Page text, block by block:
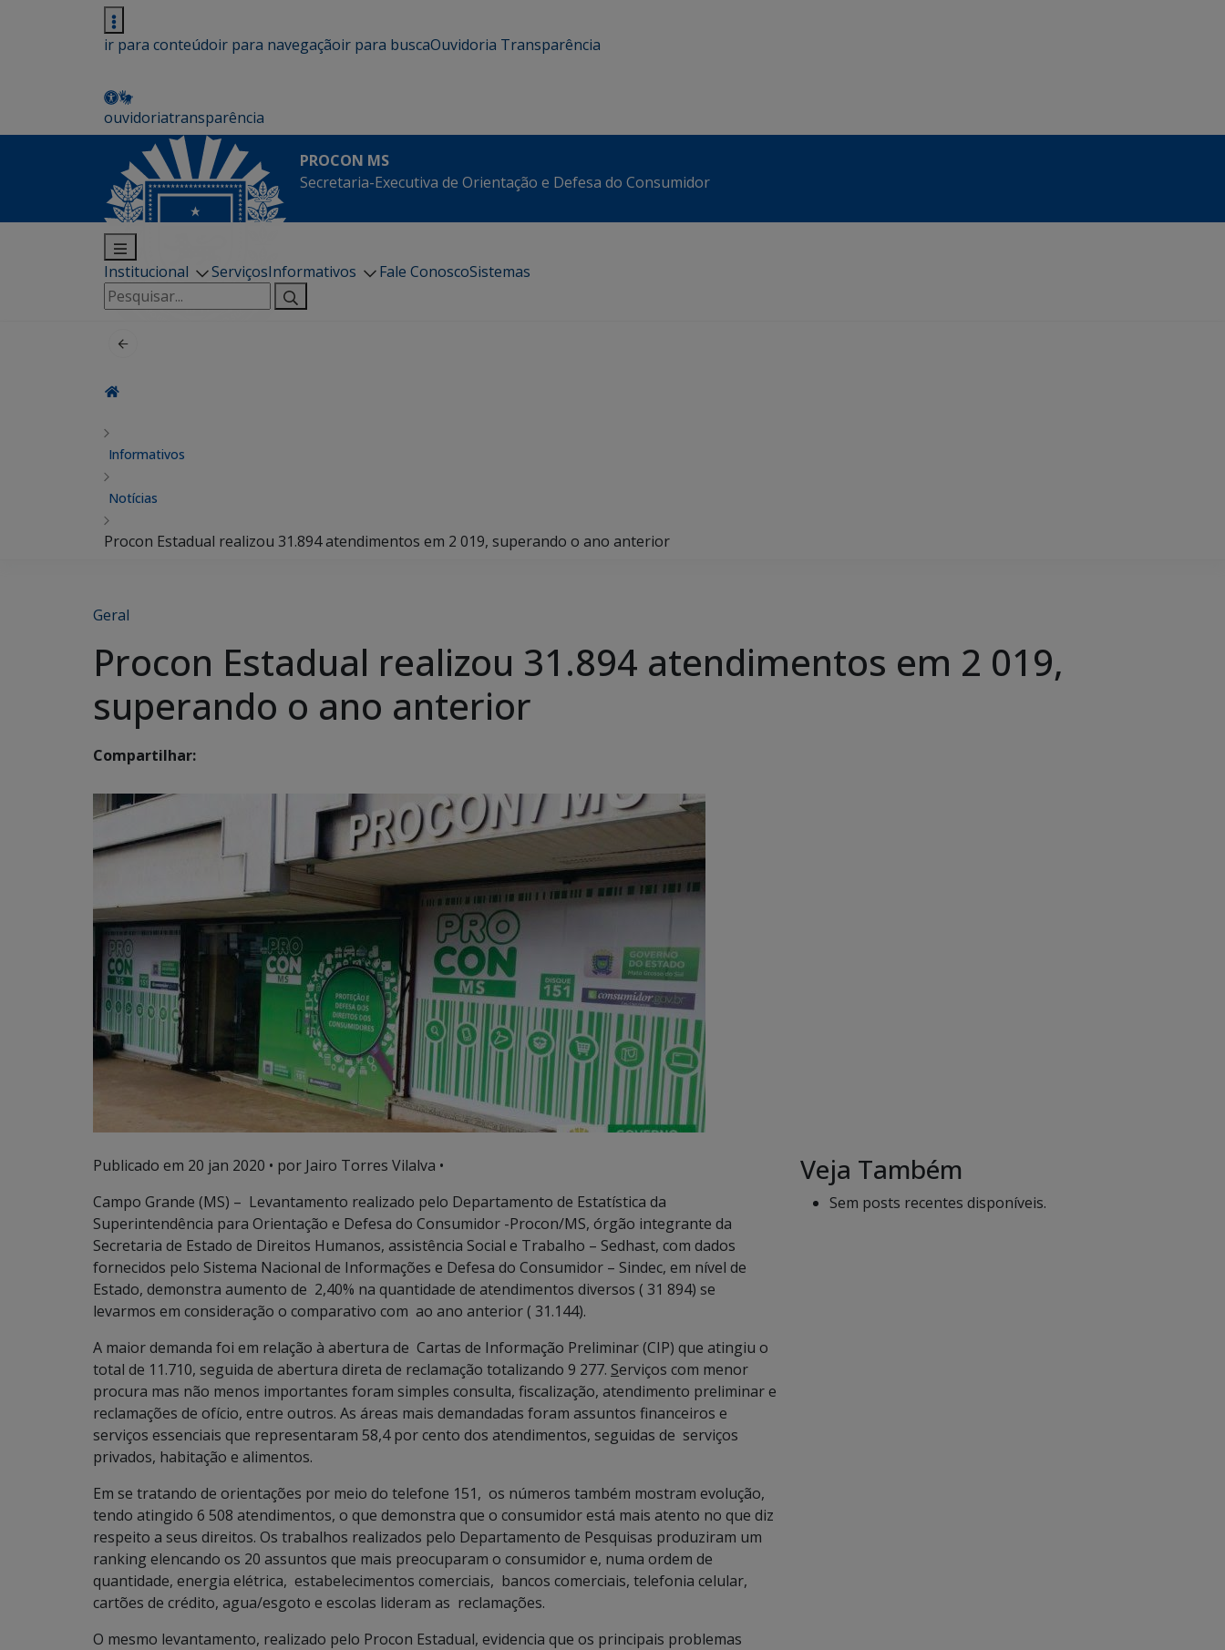
ir para conteúdoir para navegaçãoir para buscaOuvidoria Transparência
ouvidoriatransparência
PROCON MS
Secretaria-Executiva de Orientação e Defesa do Consumidor
Institucional ServiçosInformativos Fale ConoscoSistemas
Pesquisar
por:
Informativos
Notícias
Procon Estadual realizou 31.894 atendimentos em 2 019, superando o ano anterior
Geral
Procon Estadual realizou 31.894 atendimentos em 2 019,
superando o ano anterior
Compartilhar:
Publicado em 20 jan 2020 • por Jairo Torres Vilalva •
Campo Grande (MS) – Levantamento realizado pelo Departamento de Estatística da
Superintendência para Orientação e Defesa do Consumidor -Procon/MS, órgão integrante da
Secretaria de Estado de Direitos Humanos, assistência Social e Trabalho – Sedhast, com dados
fornecidos pelo Sistema Nacional de Informações e Defesa do Consumidor – Sindec, em nível de
Estado, demonstra aumento de 2,40% na quantidade de atendimentos diversos ( 31 894) se
levarmos em consideração o comparativo com ao ano anterior ( 31.144).
A maior demanda foi em relação à abertura de Cartas de Informação Preliminar (CIP) que atingiu o
total de 11.710, seguida de abertura direta de reclamação totalizando 9 277. Serviços com menor
procura mas não menos importantes foram simples consulta, fiscalização, atendimento preliminar e
reclamações de ofício, entre outros. As áreas mais demandadas foram assuntos financeiros e
serviços essenciais que representaram 58,4 por cento dos atendimentos, seguidas de serviços
privados, habitação e alimentos.
Em se tratando de orientações por meio do telefone 151, os números também mostram evolução,
tendo atingido 6 508 atendimentos, o que demonstra que o consumidor está mais atento no que diz
respeito a seus direitos. Os trabalhos realizados pelo Departamento de Pesquisas produziram um
ranking elencando os 20 assuntos que mais preocuparam o consumidor e, numa ordem de
quantidade, energia elétrica, estabelecimentos comerciais, bancos comerciais, telefonia celular,
cartões de crédito, agua/esgoto e escolas lideram as reclamações.
O mesmo levantamento, realizado pelo Procon Estadual, evidencia que os principais problemas
Veja Também
Sem posts recentes disponíveis.